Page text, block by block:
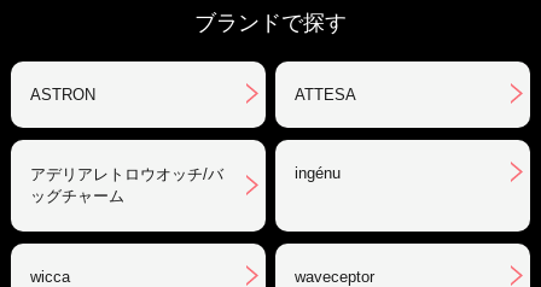
ブランドで探す
ASTRON ATTESA
アデリアレトロウオッチ/バ
ッグチャーム
ingénu
wicca waveceptor